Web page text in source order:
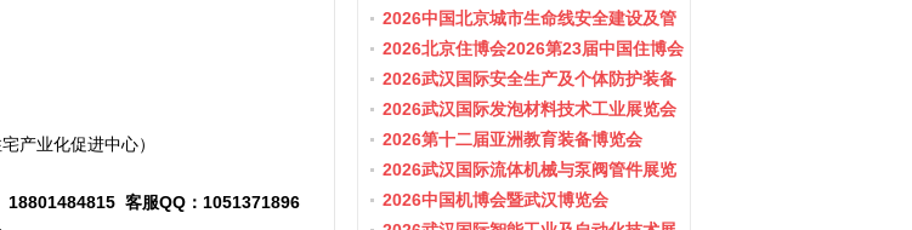
宅产业化促进中心）
18801484815  客服QQ：1051371896
化城市城市更新建设博览会(主办住建
部）
2026中国北京城市生命线安全建设及管
网博览会
2026北京住博会2026第23届中国住博会
2026住博会
2026武汉国际安全生产及个体防护装备
展览会
2026武汉国际发泡材料技术工业展览会
2026第十二届亚洲教育装备博览会
2026武汉国际流体机械与泵阀管件展览
会/阀门展
2026中国机博会暨武汉博览会